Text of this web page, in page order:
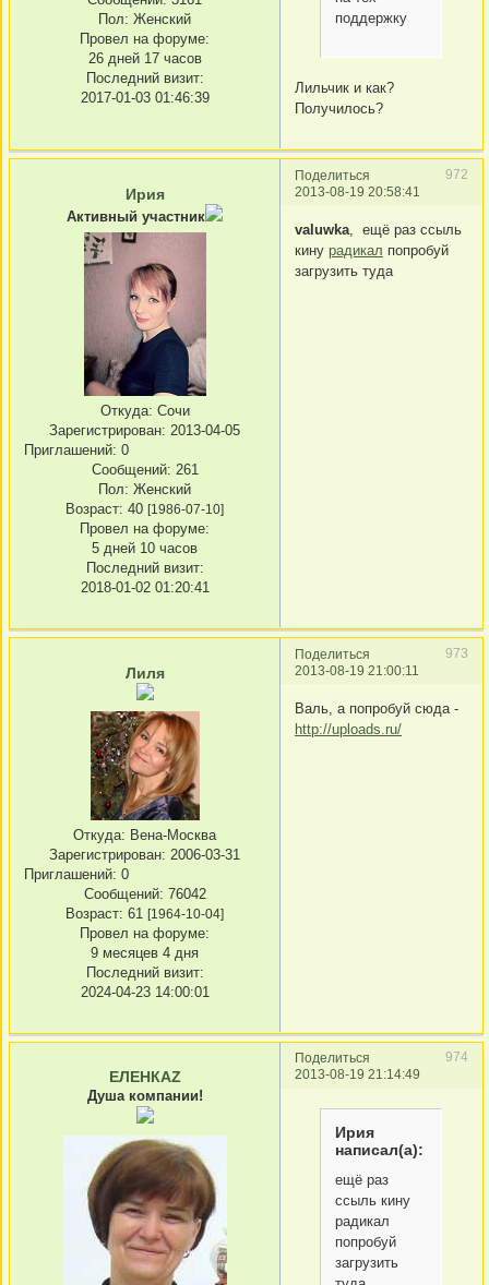
Пол: Женский
Провел на форуме:
26 дней 17 часов
Последний визит:
2017-01-03 01:46:39
поддержку
Лильчик и как?
Получилось?
Поделиться
972
2013-08-19 20:58:41
Ирия
Активный участник
Откуда: Сочи
Зарегистрирован: 2013-04-05
Приглашений: 0
Сообщений: 261
Пол: Женский
Возраст: 40 [1986-07-10]
Провел на форуме:
5 дней 10 часов
Последний визит:
2018-01-02 01:20:41
valuwka, ещё раз ссыль
кину радикал попробуй
загрузить туда
Поделиться
973
2013-08-19 21:00:11
Лиля
Откуда: Вена-Москва
Зарегистрирован: 2006-03-31
Приглашений: 0
Сообщений: 76042
Возраст: 61 [1964-10-04]
Провел на форуме:
9 месяцев 4 дня
Последний визит:
2024-04-23 14:00:01
Валь, а попробуй сюда -
http://uploads.ru/
Поделиться
974
2013-08-19 21:14:49
ЕЛЕНКАZ
Душа компании!
Ирия
написал(а):
ещё раз
ссыль кину
радикал
попробуй
загрузить